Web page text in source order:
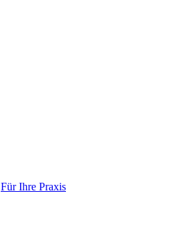
Für Ihre Praxis